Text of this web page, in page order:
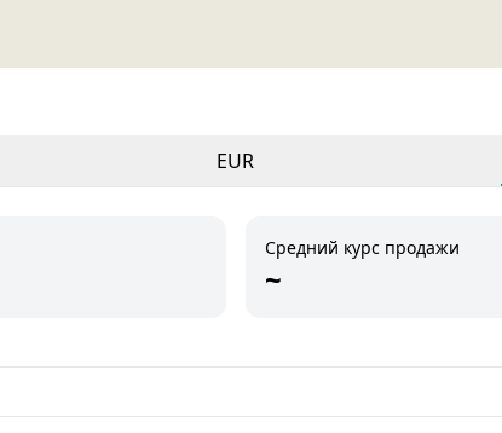
EUR
Средний курс продажи
~